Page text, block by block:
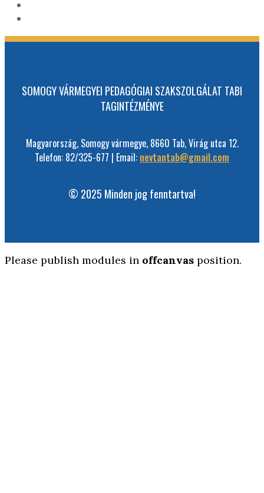
SOMOGY VÁRMEGYEI PEDAGÓGIAI SZAKSZOLGÁLAT TABI
TAGINTÉZMÉNYE
Magyarország, Somogy vármegye, 8660 Tab, Virág utca 12.
Telefon: 82/325-677 | Email: nevtantab@gmail.com
© 2025 Minden jog fenntartva!
Please publish modules in offcanvas position.